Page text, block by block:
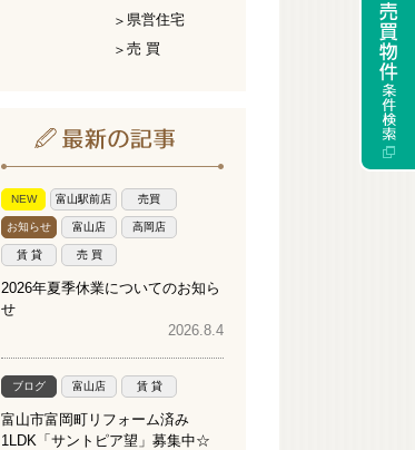
県営住宅
売 買
NEW 富山駅前店 売買
お知らせ 富山店 高岡店
賃 貸 売 買
2026年夏季休業についてのお知ら
せ
2026.8.4
ブログ 富山店 賃 貸
富山市富岡町リフォーム済み
1LDK「サントピア望」募集中☆